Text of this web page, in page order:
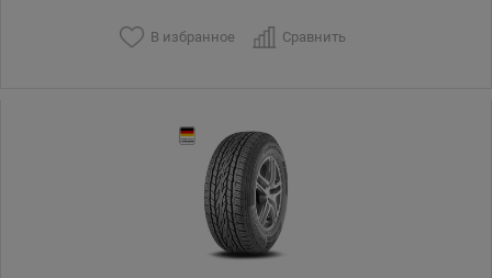
В избранное Сравнить